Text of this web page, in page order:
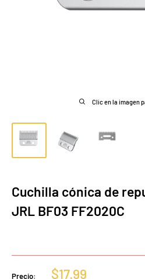
Clic en la imagen
Cuchilla cónica de
JRL BF03 FF2020C
Precio:
Precio
$17.99